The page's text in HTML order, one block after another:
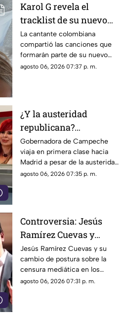
Karol G revela el
tracklist de su nuevo
álbum antes de su
lanzamiento; esta es la
lista completa
La cantante colombiana
compartió las canciones que
formarán parte de su nuevo
material de estudio,
agosto 06, 2026 07:37 p. m.
¿Y la austeridad
republicana?
Gobernadora Layda
Sansores viaja en
primera clase hacia
Madrid
Gobernadora de Campeche
viaja en primera clase hacia
Madrid a pesar de la austeridad
republicana.
agosto 06, 2026 07:35 p. m.
Controversia: Jesús
Ramírez Cuevas y
Censura a los Medios
de Comunicación
Jesús Ramírez Cuevas y su
cambio de postura sobre la
censura mediática en los
medios de comunicación.
agosto 06, 2026 07:31 p. m.